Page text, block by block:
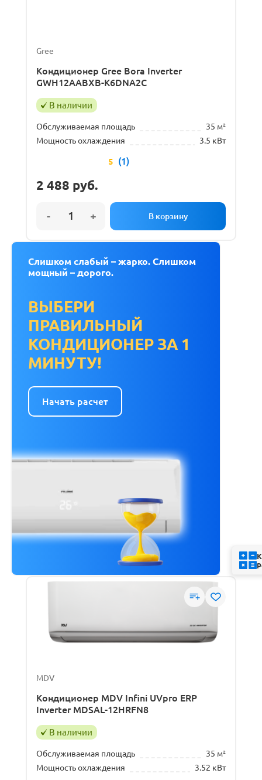
Gree
Кондиционер Gree Bora Inverter
GWH12AABXB-K6DNA2C
В наличии
Обслуживаемая площадь
35 м²
Мощность охлаждения
3.5 кВт
5 (1)
2 488 руб.
Слишком слабый – жарко. Слишком
мощный – дорого.
ВЫБЕРИ
ПРАВИЛЬНЫЙ
КОНДИЦИОНЕР ЗА 1
МИНУТУ!
Начать расчет
MDV
Кондиционер MDV Infini UVpro ERP
Inverter MDSAL-12HRFN8
В наличии
Обслуживаемая площадь
35 м²
Мощность охлаждения
3.52 кВт